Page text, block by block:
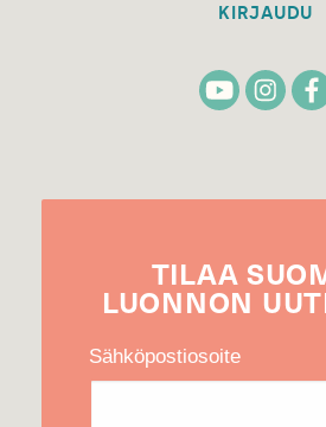
KIRJAUDU
TILAA
LUONNON
Sähköpostiosoite